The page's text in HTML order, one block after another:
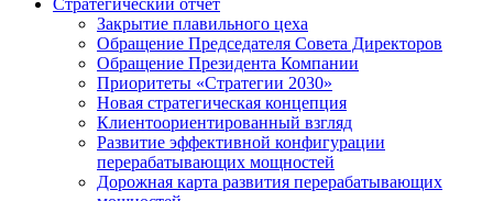
Стратегический отчет
Закрытие плавильного цеха
Обращение Председателя Совета Директоров
Обращение Президента Компании
Приоритеты «Стратегии 2030»
Новая стратегическая концепция
Клиентоориентированный взгляд
Развитие эффективной конфигурации
перерабатывающих мощностей
Дорожная карта развития перерабатывающих